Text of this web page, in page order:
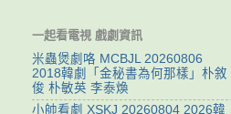
一起看電視 戲劇資訊
米蟲煲劇咯 MCBJL 20260806
2018韓劇「金秘書為何那樣」朴敘
俊 朴敏英 李泰煥
小帥看劇 XSKJ 20260804 2026韓